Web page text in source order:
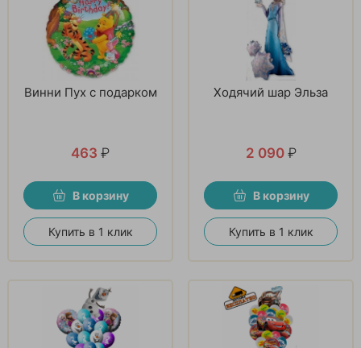
Винни Пух с подарком
463 ₽
В корзину
Купить в 1 клик
Ходячий шар Эльза
2 090 ₽
В корзину
Купить в 1 клик